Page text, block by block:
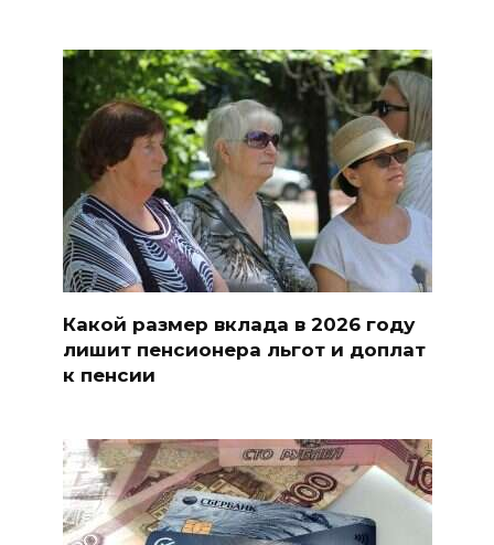
Какой размер вклада в 2026 году
лишит пенсионера льгот и доплат
к пенсии